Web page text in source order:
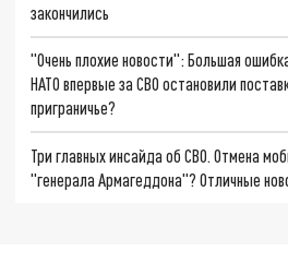
закончились
"Очень плохие новости": Большая
НАТО впервые за СВО остановили
приграничье?
Три главных инсайда об СВО. Отмена
"генерала Армагеддона"? Отличные